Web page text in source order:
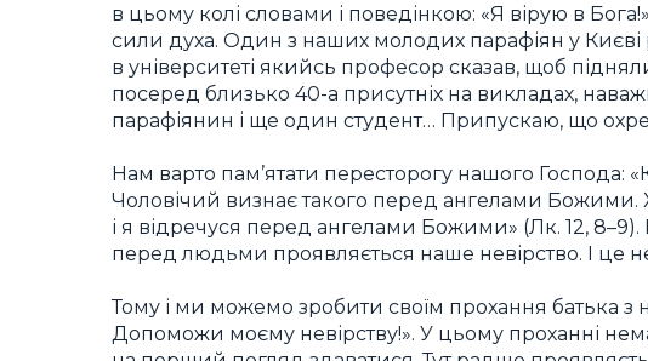
в цьому колі словами і поведінкою: «Я вірую в
сили духа. Один з наших молодих парафіян у Києві
в університеті якийсь професор сказав, щоб підняли
посеред близько 40-а присутніх на викладах,
парафіянин і ще один студент… Припускаю, що
Нам варто пам’ятати пересторогу нашого
Чоловічий визнає такого перед ангелами
і я відречуся перед ангелами Божими» (Лк. 12, 8–9).
перед людьми проявляється наше невірство. І це
Тому і ми можемо зробити своїм прохання батька з
Допоможи моєму невірству!». У цьому проханні